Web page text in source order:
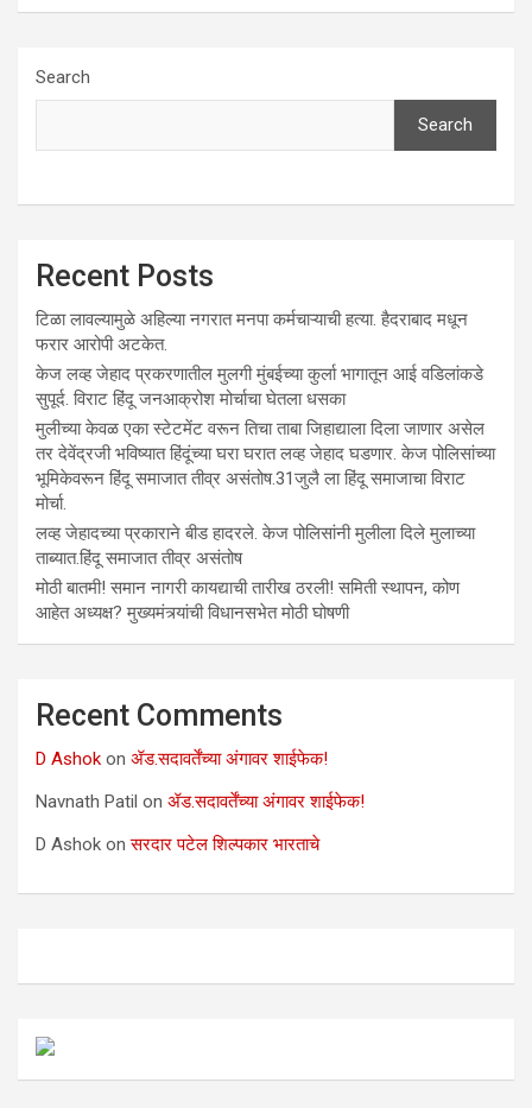
Search
Search
Recent Posts
टिळा लावल्यामुळे अहिल्या नगरात मनपा कर्मचाऱ्याची हत्या. हैदराबाद मधून
फरार आरोपी अटकेत.
केज लव्ह जेहाद प्रकरणातील मुलगी मुंबईच्या कुर्ला भागातून आई वडिलांकडे
सुपूर्द. विराट हिंदू जनआक्रोश मोर्चाचा घेतला धसका
मुलीच्या केवळ एका स्टेटमेंट वरून तिचा ताबा जिहाद्याला दिला जाणार असेल
तर देवेंद्रजी भविष्यात हिंदूंच्या घरा घरात लव्ह जेहाद घडणार. केज पोलिसांच्या
भूमिकेवरून हिंदू समाजात तीव्र असंतोष.31जुलै ला हिंदू समाजाचा विराट
मोर्चा.
लव्ह जेहादच्या प्रकाराने बीड हादरले. केज पोलिसांनी मुलीला दिले मुलाच्या
ताब्यात.हिंदू समाजात तीव्र असंतोष
मोठी बातमी! समान नागरी कायद्याची तारीख ठरली! समिती स्थापन, कोण
आहेत अध्यक्ष? मुख्यमंत्र्यांची विधानसभेत मोठी घोषणी
Recent Comments
D Ashok on ॲड.सदावर्तेंच्या अंगावर शाईफेक!
Navnath Patil on ॲड.सदावर्तेंच्या अंगावर शाईफेक!
D Ashok onसरदार पटेल शिल्पकार भारताचे